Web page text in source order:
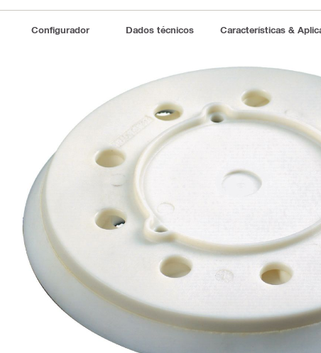
Configurador Dados técnicos Características &